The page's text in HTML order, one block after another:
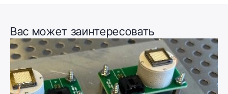
Вас может заинтересовать